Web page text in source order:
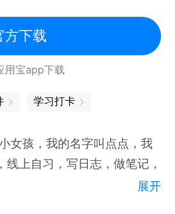
时、倒计时两种模式。
户合理分配学习时间。
方下载
用宝app下载
学习打卡
女孩，我的名字叫点点，我
上自习，写日志，做笔记，
展开